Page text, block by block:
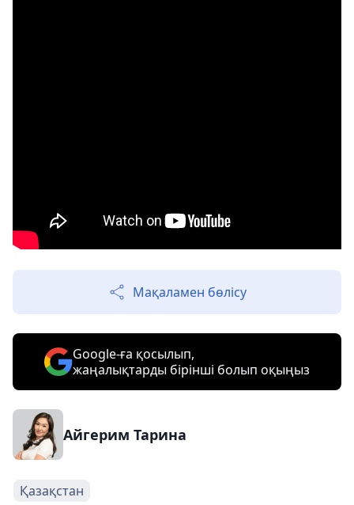
Мақаламен бөлісу
Google-ға қосылып,
жаңалықтарды бірінші болып оқыңыз
Айгерим Тарина
Қазақстан